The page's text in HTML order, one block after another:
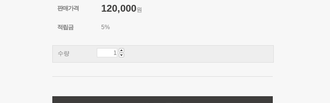
판매가격 120,000원
적립금 5%
수량